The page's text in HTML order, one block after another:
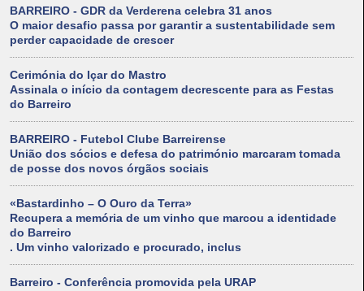
BARREIRO - GDR da Verderena celebra 31 anos
O maior desafio passa por garantir a sustentabilidade sem
perder capacidade de crescer
Cerimónia do Içar do Mastro
Assinala o início da contagem decrescente para as Festas
do Barreiro
BARREIRO - Futebol Clube Barreirense
União dos sócios e defesa do património marcaram tomada
de posse dos novos órgãos sociais
«Bastardinho – O Ouro da Terra»
Recupera a memória de um vinho que marcou a identidade
do Barreiro
. Um vinho valorizado e procurado, inclus
Barreiro - Conferência promovida pela URAP